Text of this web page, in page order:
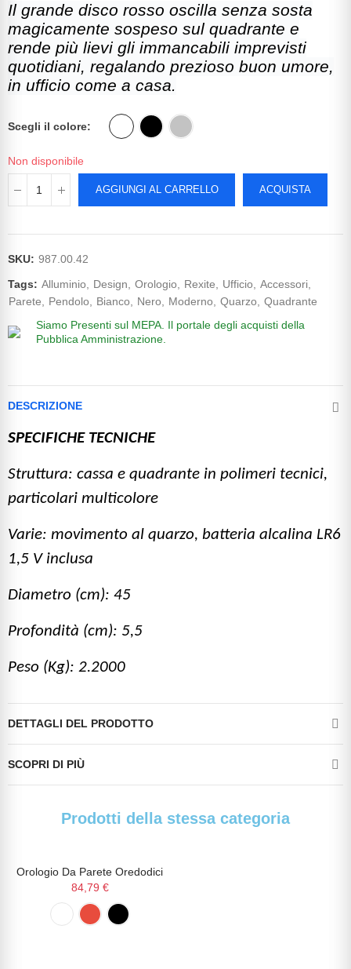
Il grande disco rosso oscilla senza sosta
magicamente sospeso sul quadrante e
rende più lievi gli immancabili imprevisti
quotidiani, regalando prezioso buon umore,
in ufficio come a casa.
Scegli il colore
Non disponibile
AGGIUNGI AL CARRELLO ACQUISTA
SKU: 987.00.42
Tags: Alluminio Design Orologio Rexite Ufficio
Accessori
Parete
Pendolo Bianco Nero Moderno Quarzo
Quadrante
Siamo Presenti sul MEPA. Il portale degli acquisti della
Pubblica Amministrazione.
DESCRIZIONE
SPECIFICHE TECNICHE
Struttura: cassa e quadrante in polimeri tecnici,
particolari multicolore
Varie: movimento al quarzo, batteria alcalina LR6
1,5 V inclusa
Diametro (cm): 45
Profondità (cm): 5,5
Peso (Kg): 2.2000
DETTAGLI DEL PRODOTTO
SCOPRI DI PIÙ
Prodotti della stessa categoria
NON DISPONIBILE
Orologio Da Parete Oredodici
84,79 €